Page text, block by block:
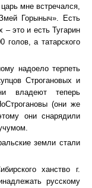
мне встречался,
Горыныч». Есть
это и есть Тугарин
а татарского
надоело терпеть
Строгановых и
владеют теперь
(они же
они снарядили
земли стали
ханство г.
русскому